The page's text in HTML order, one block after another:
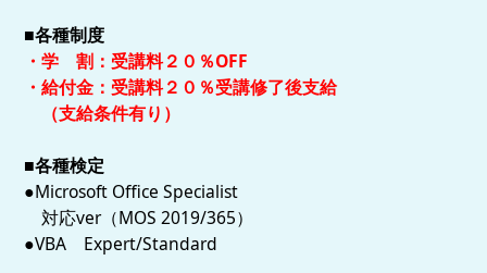
■各種制度
・学 割：受講料２０％OFF
・給付金：受講料２０％受講修了後支給
（支給条件有り）
■各種検定
●Microsoft Office Specialist
対応ver（MOS 2019/365）
●VBA Expert/Standard